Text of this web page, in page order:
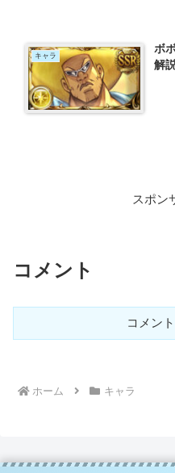
キャラ
ボ
解
スポン
コメント
コメン
ホーム キャラ